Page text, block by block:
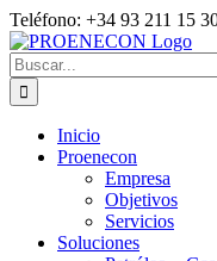
Saltar
al
contenido
LinkedIn
Teléfono: +34 93 211 15
Buscar:
Inicio
Proenecon
Empresa
Objetivos
Servicios
Soluciones